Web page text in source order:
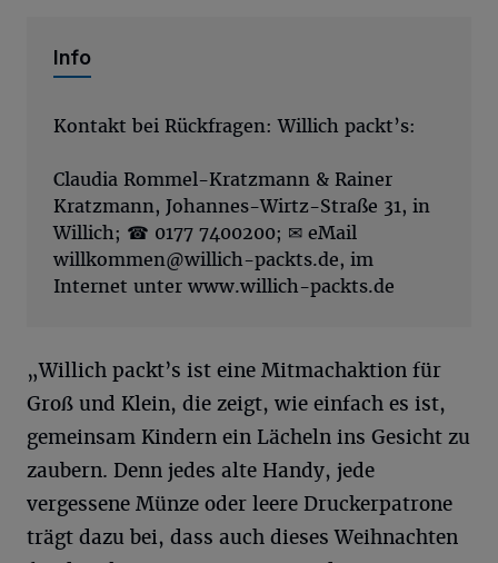
Info
Kontakt bei Rückfragen: Willich packt’s:
Claudia Rommel-Kratzmann & Rainer
Kratzmann, Johannes-Wirtz-Straße 31, in
Willich; ☎ 0177 7400200; ✉ eMail
willkommen@willich-packts.de, im
Internet unter www.willich-packts.de
„Willich packt’s ist eine Mitmachaktion für
Groß und Klein, die zeigt, wie einfach es ist,
gemeinsam Kindern ein Lächeln ins Gesicht zu
zaubern. Denn jedes alte Handy, jede
vergessene Münze oder leere Druckerpatrone
trägt dazu bei, dass auch dieses Weihnachten